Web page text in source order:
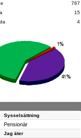
767
15
4
Sysselsättning
Pensionär
Jag äter